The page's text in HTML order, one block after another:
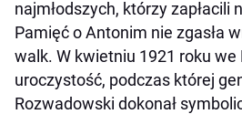
najmłodszych, którzy zapłacili
Pamięć o Antonim nie zgasła
walk. W kwietniu 1921 roku we
uroczystość, podczas której
Rozwadowski dokonał